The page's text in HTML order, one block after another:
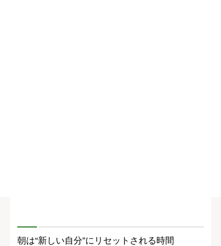
朝は“新しい自分”にリセットされる時間